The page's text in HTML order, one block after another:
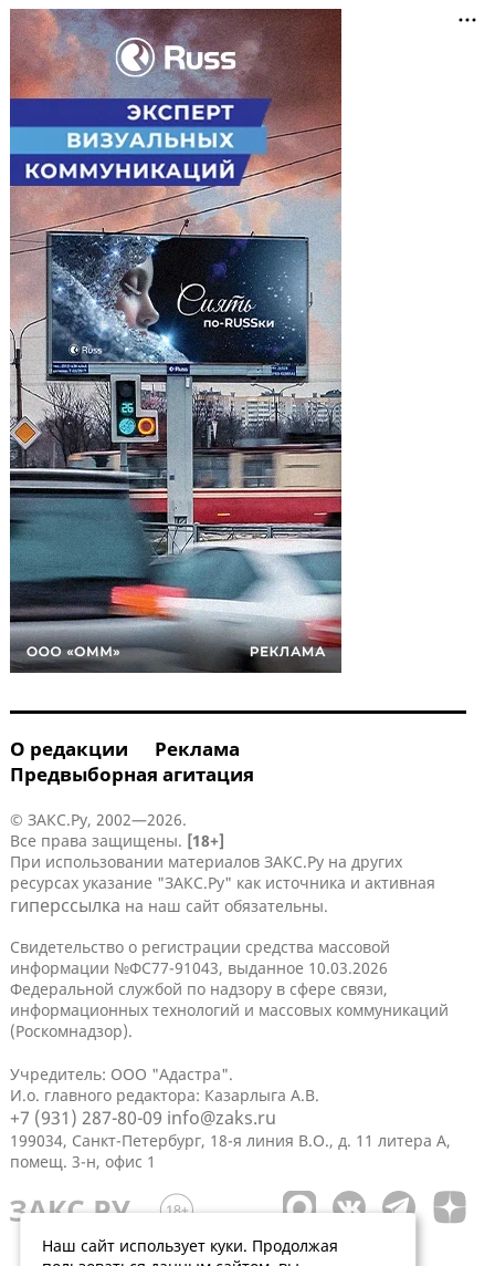
О редакции
Реклама
Предвыборная агитация
© ЗАКС.Ру, 2002—2026.
Все права защищены. [18+]
При использовании материалов ЗАКС.Ру на других
ресурсах указание "ЗАКС.Ру" как источника и активная
гиперссылка на наш сайт обязательны.
Свидетельство о регистрации средства массовой
информации №ФС77-91043, выданное 10.03.2026
Федеральной службой по надзору в сфере связи,
информационных технологий и массовых коммуникаций
(Роскомнадзор).
Учредитель: ООО "Адастра".
И.о. главного редактора: Казарлыга А.В.
+7 (931) 287-80-09 info@zaks.ru
199034, Санкт-Петербург, 18-я линия В.О., д. 11 литера А,
помещ. 3-н, офис 1
Наш сайт использует куки. Продолжая